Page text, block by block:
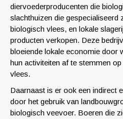
diervoederproducenten die
slachthuizen die gespecialiseerd
biologisch vlees, en lokale
producten verkopen. Deze
bloeiende lokale economie door
hun activiteiten af te stemmen
vlees.
Daarnaast is er ook een indirect
door het gebruik van
biologisch veevoer. Boeren die